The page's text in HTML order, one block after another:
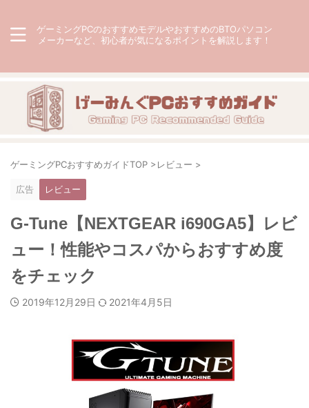
ゲーミングPCのおすすめモデルやおすすめのBTOパソコン
メーカーなど、初心者が気になるポイントを解説します！
ゲーミングPCおすすめガイドTOP >レビュー >
広告 レビュー
G-Tune【NEXTGEAR i690GA5】レビ
ュー！性能やコスパからおすすめ度
をチェック
2019年12月29日 2021年4月5日